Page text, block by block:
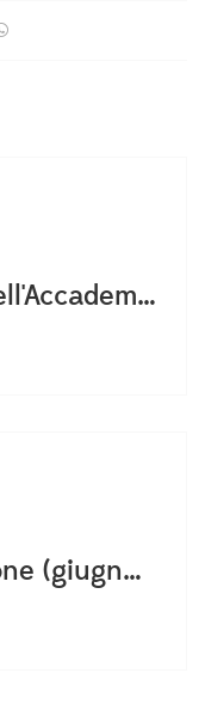
Passato e presente dell'Accademia di Storia dell'Arte Sanitaria
Istruzione e professione (giugno 2020)